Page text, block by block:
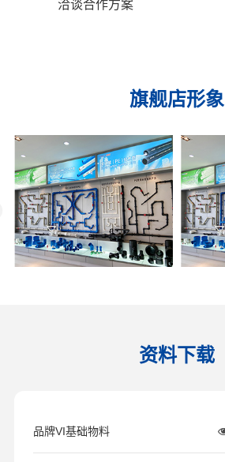
洽谈合作方案
旗舰店形象
资料下载
品牌VI基础物料